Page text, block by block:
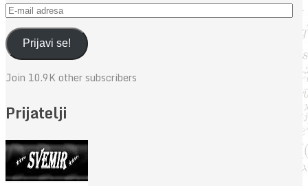
E-
mail
adresaPrijavi se!
Join 10.9K other subscribers
Prijatelji